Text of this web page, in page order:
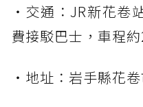
・交通：JR新花卷
費接駁巴士，車程
・地址：岩手縣花